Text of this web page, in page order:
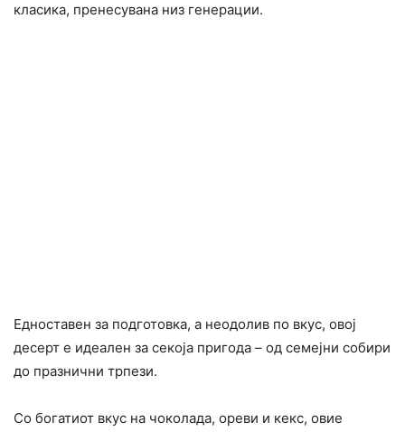
класика, пренесувана низ генерации.
Едноставен за подготовка, а неодолив по вкус, овој
десерт е идеален за секоја пригода – од семејни собири
до празнични трпези.
Со богатиот вкус на чоколада, ореви и кекс, овие